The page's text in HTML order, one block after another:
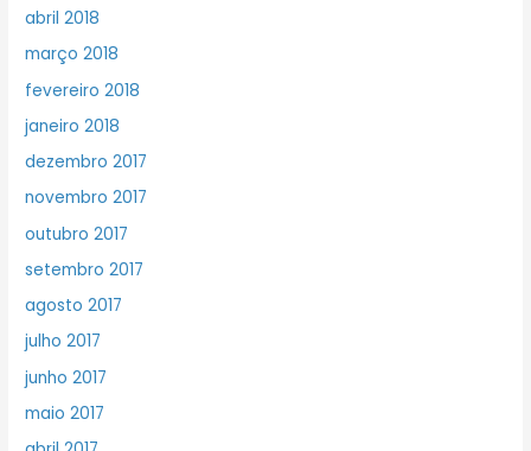
abril 2018
março 2018
fevereiro 2018
janeiro 2018
dezembro 2017
novembro 2017
outubro 2017
setembro 2017
agosto 2017
julho 2017
junho 2017
maio 2017